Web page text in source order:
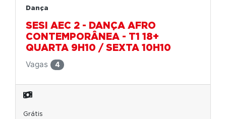
Dança
SESI AEC 2 - DANÇA AFRO
CONTEMPORÂNEA - T1 18+
QUARTA 9H10 / SEXTA 10H10
Vagas
4
Grátis